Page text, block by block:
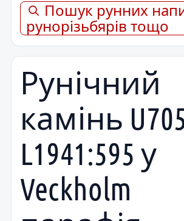
Пошук рунних
рунорізьбярів тощо
Рунічний
камінь
L1941:595 у
Veckholm